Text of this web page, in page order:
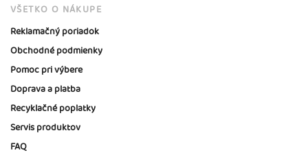
VŠETKO O NÁKUPE
Reklamačný poriadok
Obchodné podmienky
Pomoc pri výbere
Doprava a platba
Recyklačné poplatky
Servis produktov
FAQ